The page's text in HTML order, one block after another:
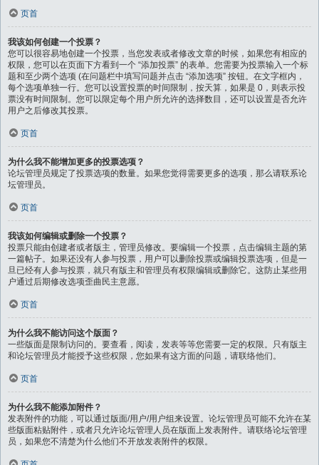
页首
我该如何创建一个投票？
您可以很容易地创建一个投票，当您发表或者修改文章的时候，如果您有相应的
权限，您可以在页面下方看到一个 “添加投票” 的表单。您需要为投票输入一个标
题和至少两个选项 (在问题栏中填写问题并点击 “添加选项” 按钮。在文字框内，
每个选项单独一行。您可以设置投票的时间限制，按天算，如果是 0，则表示投
票没有时间限制。您可以限定每个用户所允许的选择数目，还可以设置是否允许
用户之后修改其投票。
页首
为什么我不能增加更多的投票选项？
论坛管理员规定了投票选项的数量。如果您觉得需要更多的选项，那么请联系论
坛管理员。
页首
我该如何编辑或删除一个投票？
投票只能由创建者或者版主，管理员修改。要编辑一个投票，点击编辑主题的第
一篇帖子。如果还没有人参与投票，用户可以删除投票或编辑投票选项，但是一
旦已经有人参与投票，就只有版主和管理员有权限编辑或删除它。这防止某些用
户通过后期修改选项歪曲民主意愿。
页首
为什么我不能访问这个版面？
一些版面是限制访问的。要查看，阅读，发表等等您需要一定的权限。只有版主
和论坛管理员才能授予这些权限，您如果有这方面的问题，请联络他们。
页首
为什么我不能添加附件？
发表附件的功能，可以通过版面/用户/用户组来设置。论坛管理员可能不允许在某
些版面粘贴附件，或者只允许论坛管理人员在版面上发表附件。请联络论坛管理
员，如果您不清楚为什么他们不开放发表附件的权限。